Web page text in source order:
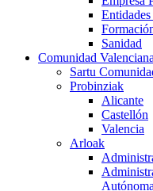
Sanidad
Comunidad Valenciana
Sartu
Probinziak
Alicante
Castellón
Valencia
Arloak